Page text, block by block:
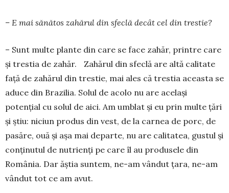
– E mai sănătos zahărul din sfeclă decât cel din trestie?
– Sunt multe plante din care se face zahăr, prin­tre care
și trestia de zahăr. Zahărul din sfeclă are al­tă calitate
față de zahărul din trestie, mai ales că tres­tia aceasta se
aduce din Brazilia. Solul de acolo nu are același
potențial cu solul de aici. Am umblat și eu prin multe țări
și știu: niciun produs din vest, de la carnea de porc, de
pasăre, ouă și așa mai de­parte, nu are calitatea, gustul și
conți­nu­tul de nu­trienți pe care îl au pro­dusele din
România. Dar ăștia suntem, ne-am vândut ța­ra, ne-am
vândut tot ce am avut.